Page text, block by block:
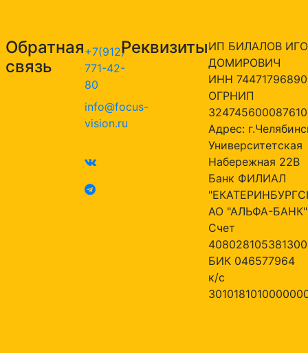
Обратная
связь
+7(912)
771-42-
80
info@focus-
vision.ru
РеквизитыИП БИЛАЛОВ
ДОМИРОВИЧ
ИНН
ОГРНИП
324745600087610
Адрес:
Университетская
Набережная 22В
Банк ФИЛИАЛ
АО "АЛЬФА-БАНК"
Счет
БИК 046577964
к/с